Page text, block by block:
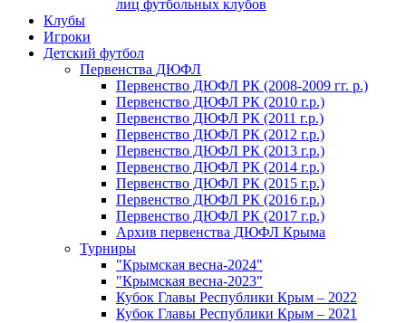
лиц футбольных клубов
Клубы
Игроки
Детский футбол
Первенства ДЮФЛ
Первенство ДЮФЛ РК (2008-2009 гг. р.)
Первенство ДЮФЛ РК (2010 г.р.)
Первенство ДЮФЛ РК (2011 г.р.)
Первенство ДЮФЛ РК (2012 г.р.)
Первенство ДЮФЛ РК (2013 г.р.)
Первенство ДЮФЛ РК (2014 г.р.)
Первенство ДЮФЛ РК (2015 г.р.)
Первенство ДЮФЛ РК (2016 г.р.)
Первенство ДЮФЛ РК (2017 г.р.)
Архив первенства ДЮФЛ Крыма
Турниры
"Крымская весна-2024"
"Крымская весна-2023"
Кубок Главы Республики Крым – 2022
Кубок Главы Республики Крым – 2021